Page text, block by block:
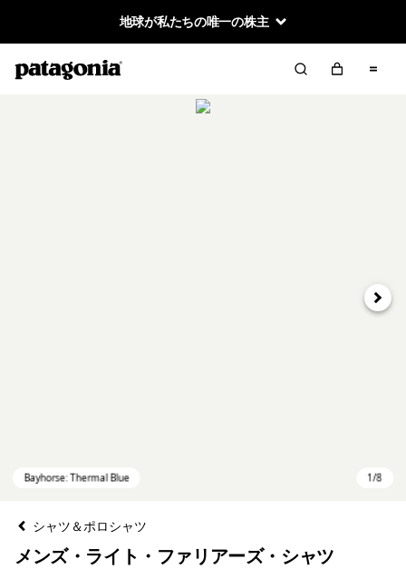
地球が私たちの唯一の株主
次へ
シャツ＆ポロシャツ
メンズ・ライト・ファリアーズ・シャツ